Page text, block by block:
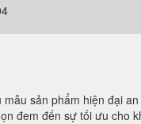
sản phẩm hiện đại
đem đến sự tối ưu cho